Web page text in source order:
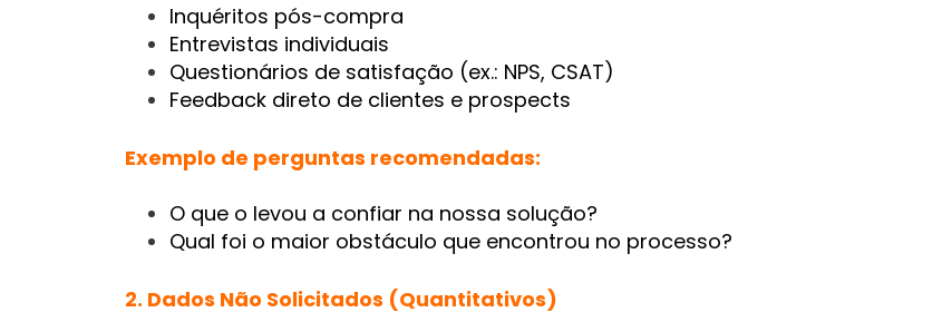
Inquéritos pós-compra
Entrevistas individuais
Questionários de satisfação (ex.: NPS, CSAT)
Feedback direto de clientes e prospects
Exemplo de perguntas recomendadas:
O que o levou a confiar na nossa solução?
Qual foi o maior obstáculo que encontrou no processo?
2. Dados Não Solicitados (Quantitativos)